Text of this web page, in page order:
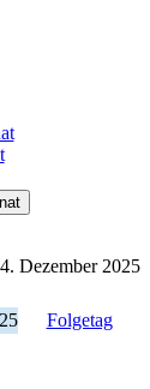
Dezember 2025
Folgetag